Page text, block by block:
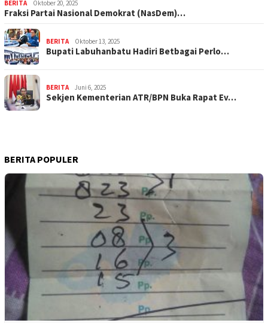
BERITA Oktober 20, 2025
Fraksi Partai Nasional Demokrat (NasDem)…
BERITA Oktober 13, 2025
Bupati Labuhanbatu Hadiri Betbagai Perlo…
BERITA Juni 6, 2025
Sekjen Kementerian ATR/BPN Buka Rapat Ev…
BERITA POPULER